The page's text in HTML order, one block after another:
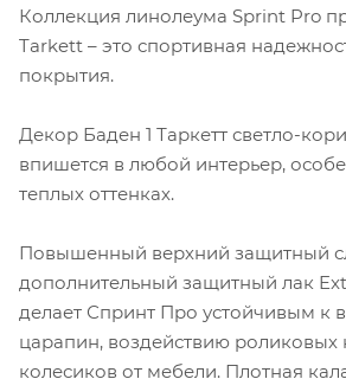
Коллекция линолеума Sprint Pro
Tarkett – это спортивная
покрытия.
Декор Баден 1 Таркетт светло-
впишется в любой интерьер,
теплых оттенках.
Повышенный верхний защитный
дополнительный защитный лак
делает Спринт Про устойчивым к
царапин, воздействию роликовых
колесиков от мебели. Плотная